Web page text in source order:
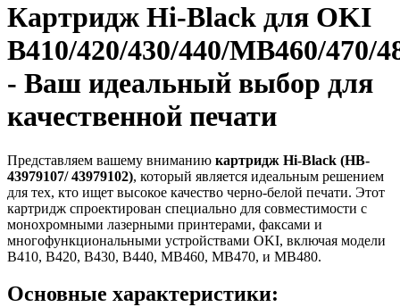
Картридж Hi-Black для OKI
B410/420/430/440/MB460/470/
- Ваш идеальный выбор для
качественной печати
Представляем вашему вниманию картридж Hi-Black (HB-
43979107/ 43979102), который является идеальным решением
для тех, кто ищет высокое качество черно-белой печати. Этот
картридж спроектирован специально для совместимости с
монохромными лазерными принтерами, факсами и
многофункциональными устройствами OKI, включая модели
B410, B420, B430, B440, MB460, MB470, и MB480.
Основные характеристики: